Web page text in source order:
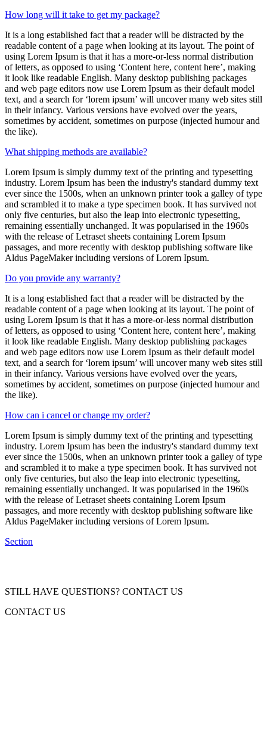
How long will it take to get my package?
It is a long established fact that a reader will be distracted by the
readable content of a page when looking at its layout. The point of
using Lorem Ipsum is that it has a more-or-less normal distribution
of letters, as opposed to using ‘Content here, content here’, making
it look like readable English. Many desktop publishing packages
and web page editors now use Lorem Ipsum as their default model
text, and a search for ‘lorem ipsum’ will uncover many web sites still
in their infancy. Various versions have evolved over the years,
sometimes by accident, sometimes on purpose (injected humour and
the like).
What shipping methods are available?
Lorem Ipsum is simply dummy text of the printing and typesetting
industry. Lorem Ipsum has been the industry's standard dummy text
ever since the 1500s, when an unknown printer took a galley of type
and scrambled it to make a type specimen book. It has survived not
only five centuries, but also the leap into electronic typesetting,
remaining essentially unchanged. It was popularised in the 1960s
with the release of Letraset sheets containing Lorem Ipsum
passages, and more recently with desktop publishing software like
Aldus PageMaker including versions of Lorem Ipsum.
Do you provide any warranty?
It is a long established fact that a reader will be distracted by the
readable content of a page when looking at its layout. The point of
using Lorem Ipsum is that it has a more-or-less normal distribution
of letters, as opposed to using ‘Content here, content here’, making
it look like readable English. Many desktop publishing packages
and web page editors now use Lorem Ipsum as their default model
text, and a search for ‘lorem ipsum’ will uncover many web sites still
in their infancy. Various versions have evolved over the years,
sometimes by accident, sometimes on purpose (injected humour and
the like).
How can i cancel or change my order?
Lorem Ipsum is simply dummy text of the printing and typesetting
industry. Lorem Ipsum has been the industry's standard dummy text
ever since the 1500s, when an unknown printer took a galley of type
and scrambled it to make a type specimen book. It has survived not
only five centuries, but also the leap into electronic typesetting,
remaining essentially unchanged. It was popularised in the 1960s
with the release of Letraset sheets containing Lorem Ipsum
passages, and more recently with desktop publishing software like
Aldus PageMaker including versions of Lorem Ipsum.
Section
STILL HAVE QUESTIONS? CONTACT US
CONTACT US